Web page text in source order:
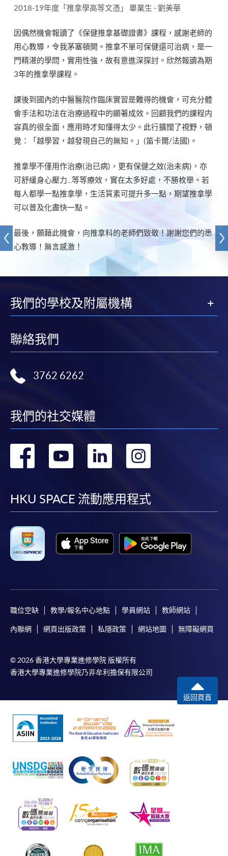
2018-19年度「推拿學高等文憑」 畢業生 - 劉美華
因偶然機會報讀了《保健推拿基礎證書》課程，感謝老師的
用心教導，令我茅塞頓開。推拿不單可保健還可治病，是一
門精湛的學問，實用性強，故有意進深探討。欣然報讀為期
3年的推拿學課程。
課後到國內的中醫醫院作臨床實習是難得的機會，可充分體
會手法和功法在治療過程中的顯著成效。回顧我們的課程内
容真的很全面，應用時才知懂得太少。此行擴闊了視野，頓
覺：「越學習，越發現自己的無知。」(笛卡爾/法國)。
推拿學不僅用作治療(治已病)，更有保健之效(治未病)，亦
可舒緩身心壓力...等等療效，實在太多好處，不勝枚舉。若
每人都學一點推拿學，生活質素可提升多一點，期望推拿學
可以普及化盡快一點。
最後，願藉此機會，向推拿科的老師們致敬！謝謝您們的悉
心教導！無言感激！
我們的學校及附屬機構
聯絡我們
3762 6262
我們的社交媒體
轉
facebook
轉
youtube
轉
linkedin
轉
HKU SPACE 流動應用程式
職位空缺 教學/報名中心地點 學員網站 教師網站
內聯網 網頁出版政策 私隱政策 網站地圖 無障礙網頁
© 2026 香港大學專業進修學院 版權所有
香港大學專業進修學院乃非牟利擔保有限公司
返回頁首